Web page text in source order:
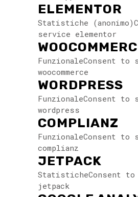
ELEMENTOR
Statistiche
service elementor
FunzionaleConsent to
woocommerce
WORDPRESS
FunzionaleConsent to
wordpress
COMPLIANZ
FunzionaleConsent to
complianz
JETPACK
StatisticheConsent
jetpack